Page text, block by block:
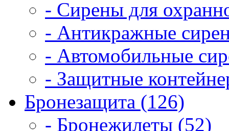
- Сирены для
- Антикражные
- Автомобильные
- Защитные
Бронезащита (126)
- Бронежилеты (52)